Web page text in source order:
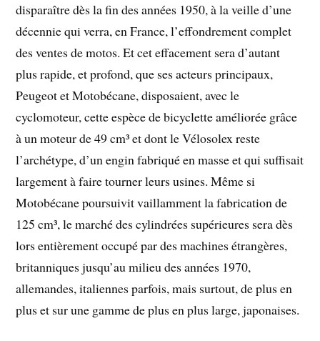
disparaître dès la fin des années 1950, à la veille d’une
décennie qui verra, en France, l’effondrement complet
des ventes de motos. Et cet effacement sera d’autant
plus rapide, et profond, que ses acteurs principaux,
Peugeot et Motobécane, disposaient, avec le
cyclomoteur, cette espèce de bicyclette améliorée grâce
à un moteur de 49 cm³ et dont le Vélosolex reste
l’archétype, d’un engin fabriqué en masse et qui suffisait
largement à faire tourner leurs usines. Même si
Motobécane poursuivit vaillamment la fabrication de
125 cm³, le marché des cylindrées supérieures sera dès
lors entièrement occupé par des machines étrangères,
britanniques jusqu’au milieu des années 1970,
allemandes, italiennes parfois, mais surtout, de plus en
plus et sur une gamme de plus en plus large, japonaises.